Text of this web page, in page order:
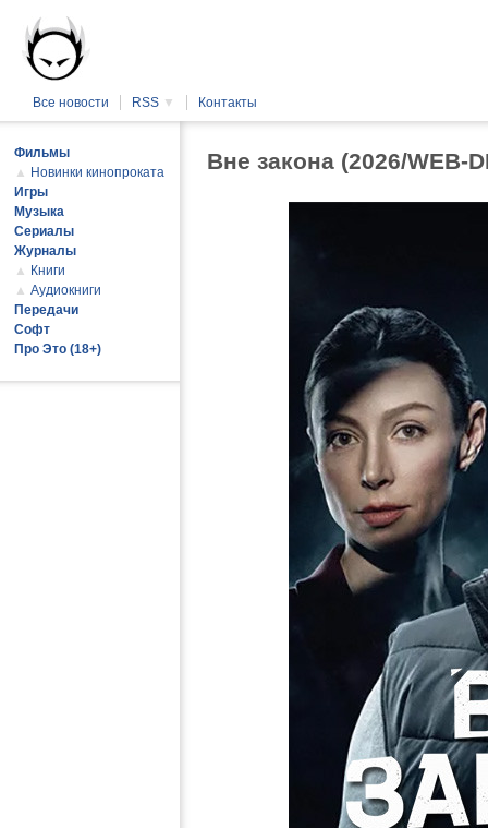
Все новости RSS ▼ Контакты
Вне закона (2026/WEB-
Фильмы
▲ Новинки кинопроката
Игры
Музыка
Сериалы
Журналы
▲ Книги
▲ Аудиокниги
Передачи
Софт
Про Это (18+)